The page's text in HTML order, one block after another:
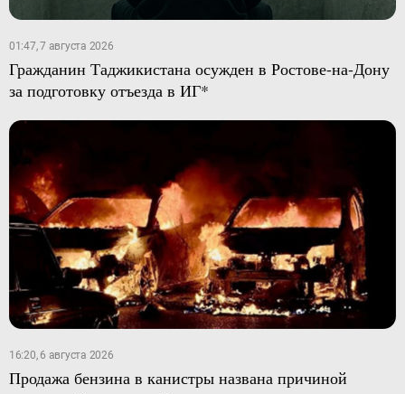
01:47, 7 августа 2026
Гражданин Таджикистана осужден в Ростове-на-Дону
за подготовку отъезда в ИГ*
16:20, 6 августа 2026
Продажа бензина в канистры названа причиной